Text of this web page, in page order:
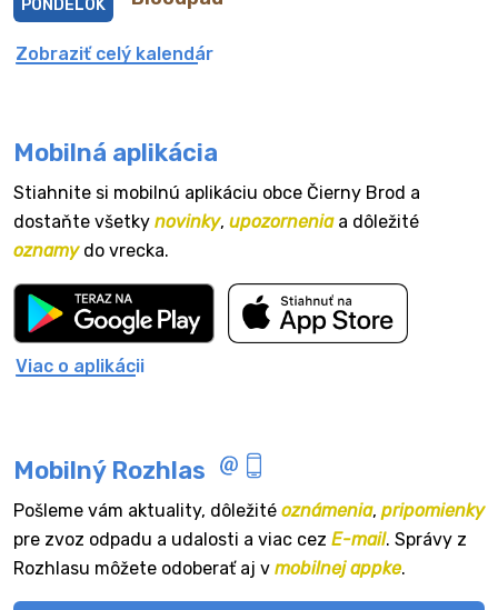
PONDELOK
Zobraziť celý kalendár
Mobilná aplikácia
Stiahnite si mobilnú aplikáciu obce Čierny Brod a
dostaňte všetky novinky, upozorneniaa dôležité
oznamydo vrecka.
Viac o aplikácii
Mobilný Rozhlas
Pošleme vám aktuality, dôležité oznámenia, pripomienky
pre zvoz odpadu a udalosti a viac cez E-mail. Správy z
Rozhlasu môžete odoberať aj v mobilnej appke.